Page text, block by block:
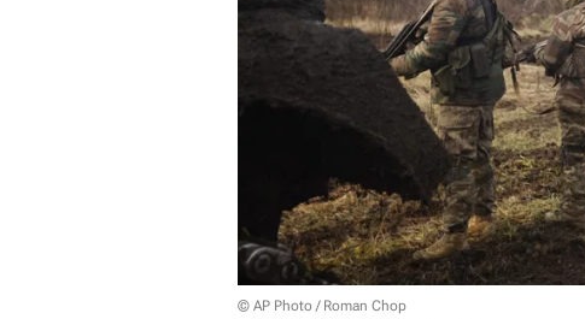
© AP Photo / Roman Chop